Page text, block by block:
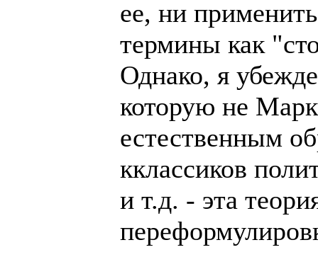
ее, ни
термины как
Однако, я
которую не
естественным
кклассиков
и т.д. - эта